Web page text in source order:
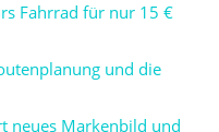
Fahrrad für nur 15 €
und die
neues Markenbild und